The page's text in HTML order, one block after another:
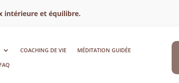
intérieure et équilibre.
COACHING DE VIE
MÉDITATION GUIDÉE
FAQ